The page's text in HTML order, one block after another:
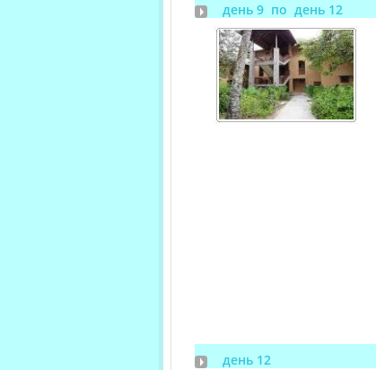
день 9 по день 12
день 12